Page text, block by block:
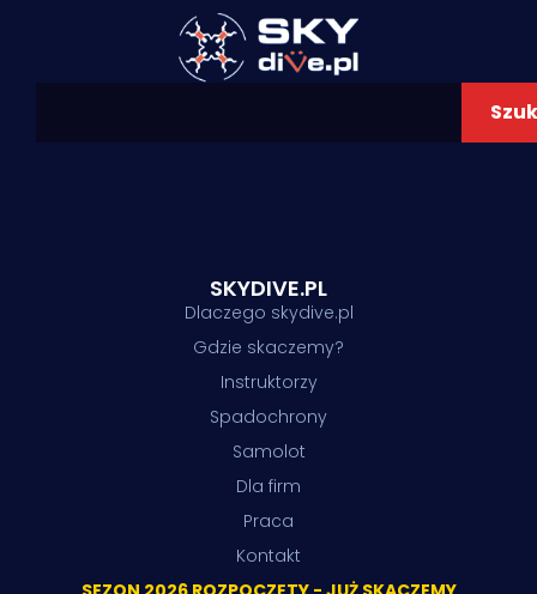
SKYDIVE.PL
Dlaczego skydive.pl
Gdzie skaczemy?
Instruktorzy
Spadochrony
Samolot
Dla firm
Praca
Kontakt